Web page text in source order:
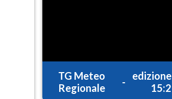
TG Meteo
Regionale
-